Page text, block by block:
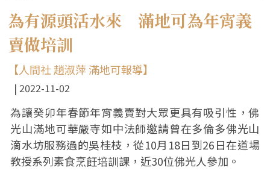
為有源頭活水來 滿地可為年宵義
賣做培訓
【人間社 趙淑萍 滿地可報導】
2022-11-02
為讓癸卯年春節年宵義賣對大眾更具有吸引性，佛
光山滿地可華嚴寺如中法師邀請曾在多倫多佛光山
滴水坊服務過的吳桂枝，從10月18日到26日在道場
教授系列素食烹飪培訓課，近30位佛光人參加。